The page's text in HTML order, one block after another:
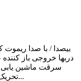
بیصدا / با صدا ریموت
دربها خروجی باز
سرقت ماشین یابی
تحریک دربها خروجی اولتراسونیک سنسور فرمان...